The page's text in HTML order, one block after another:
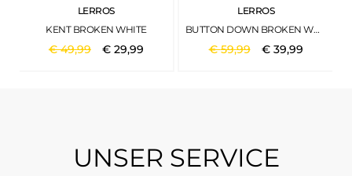
LERROS
KENT BROKEN WHITE
€49,99 € 29,99
LERROS
BUTTON DOWN BROKEN WHITE
€59,99 € 39,99
UNSER SERVICE